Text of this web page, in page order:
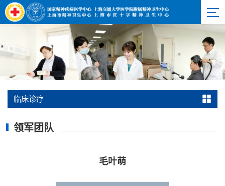
临床诊疗
领军团队
毛叶萌